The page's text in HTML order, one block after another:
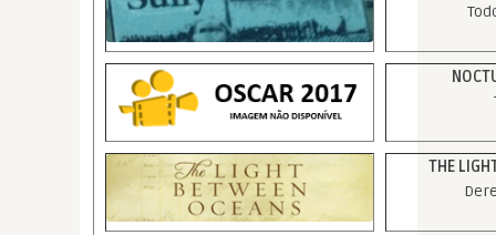
THE